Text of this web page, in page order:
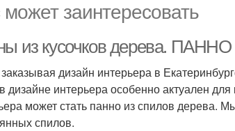
заинтересовать
из кусочков дерева.
дизайн интерьера в
дизайне интерьера особенно актуален
может стать панно из спилов
спилов.